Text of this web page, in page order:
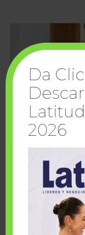
Cuando la
sueños
Da
2026